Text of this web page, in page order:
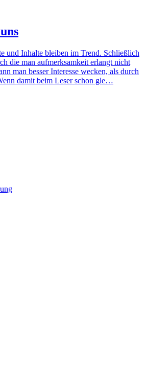
und Inhalte bleiben im Trend. Schließlich
die man aufmerksamkeit erlangt nicht
man besser Interesse wecken, als durch
damit beim Leser schon gle…